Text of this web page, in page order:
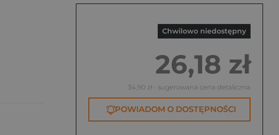
Chwilowo niedostępny
26,18 zł
34,90 zł - sugerowana cena detaliczna
POWIADOM O DOSTĘPNOŚCI